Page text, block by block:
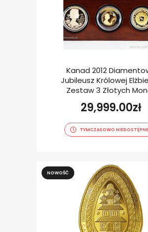
Kanad 2012
Jubileusz Królowej
Zestaw 3 Złotych
29,999.00zł
TYMCZASOWO NIEDOSTĘPNE
NOWOŚĆ